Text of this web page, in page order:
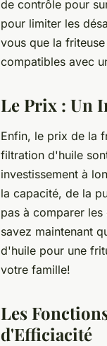
de contrôle pour
pour limiter les
vous que la
compatibles avec
Le Prix : Un
Enfin, le prix de la
filtration d'huile
investissement à
la capacité, de la
pas à comparer
savez maintenant
d'huile pour une
votre famille!
Les
d'Efficiacité